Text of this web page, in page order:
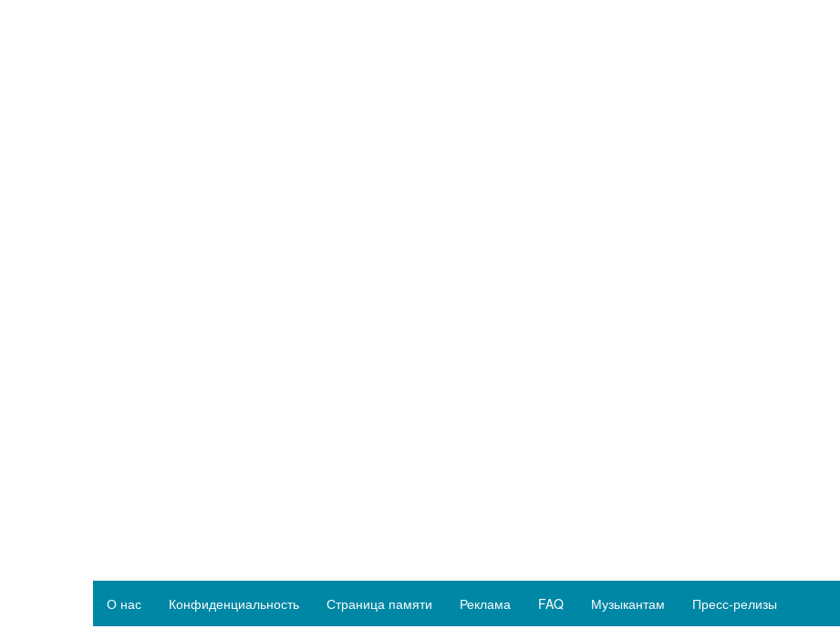
О нас Конфиденциальность Страница памяти Реклама FAQ Музыкантам Пресс-релизы